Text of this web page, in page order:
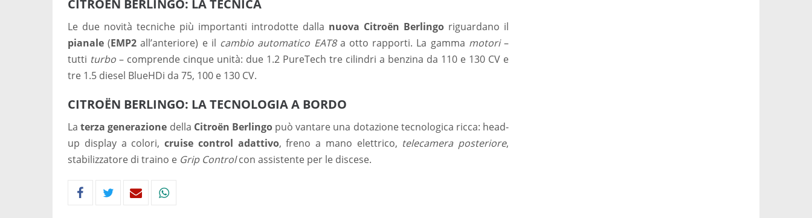
CITROËN BERLINGO: LA TECNICA
Le due novità tecniche più importanti introdotte dalla nuova Citroën Berlingo riguardano il
pianale (EMP2 all’anteriore) e il cambio automatico EAT8a otto rapporti. La gamma motori–
tutti turbo – comprende cinque unità: due 1.2 PureTech tre cilindri a benzina da 110 e 130 CV e
tre 1.5 diesel BlueHDi da 75, 100 e 130 CV.
CITROËN BERLINGO: LA TECNOLOGIA A BORDO
Laterza generazione della Citroën Berlingopuò vantare una dotazione tecnologica ricca: head-
up display a colori, cruise control adattivo, freno a mano elettrico, telecamera posteriore,
stabilizzatore di traino e Grip Controlcon assistente per le discese.